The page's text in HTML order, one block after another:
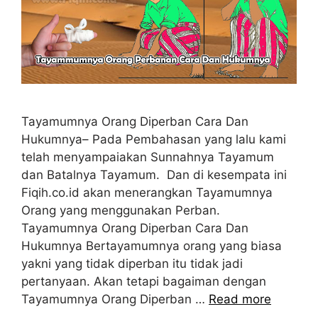
Tayamumnya Orang Diperban Cara Dan
Hukumnya– Pada Pembahasan yang lalu kami
telah menyampaiakan Sunnahnya Tayamum
dan Batalnya Tayamum. Dan di kesempata ini
Fiqih.co.id akan menerangkan Tayamumnya
Orang yang menggunakan Perban.
Tayamumnya Orang Diperban Cara Dan
Hukumnya Bertayamumnya orang yang biasa
yakni yang tidak diperban itu tidak jadi
pertanyaan. Akan tetapi bagaiman dengan
Tayamumnya Orang Diperban … Read more